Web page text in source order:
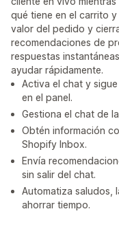
qué tiene en el carrito y
valor del pedido y
recomendaciones de
respuestas
ayudar rápidamente.
Activa el chat y
en el panel.
Gestiona el chat de
Obtén información
Shopify Inbox.
Envía
sin salir del chat.
Automatiza saludos,
ahorrar tiempo.